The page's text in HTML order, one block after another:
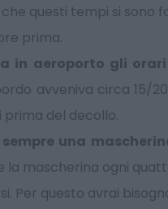
questi tempi si
prima.
in aeroporto gli
avveniva circa 15/
prima del decollo.
una
la mascherina ogni
Per questo avrai